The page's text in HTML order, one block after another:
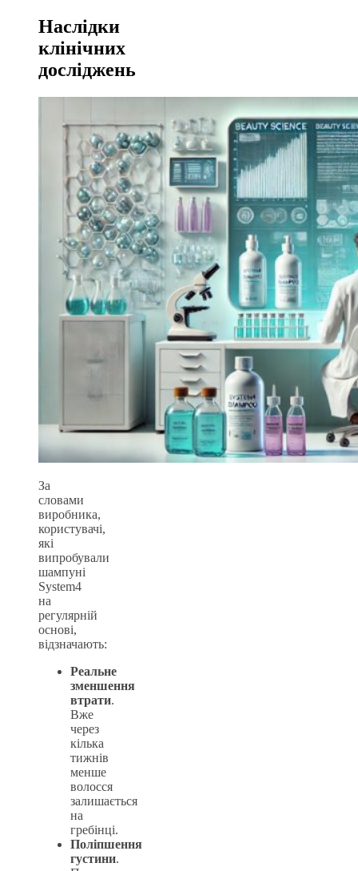
Наслідки
клінічних
досліджень
За
словами
виробника,
користувачі,
які
випробували
шампуні
System4
на
регулярній
основі,
відзначають:
Реальне
зменшення
втрати.
Вже
через
кілька
тижнів
менше
волосся
залишається
на
гребінці.
Поліпшення
густини.